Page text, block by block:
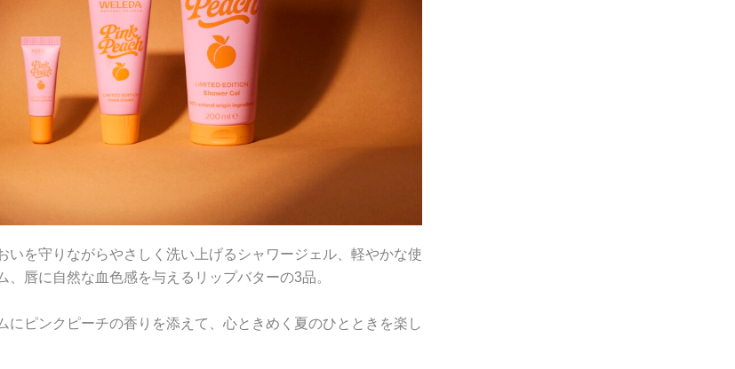
いを守りながらやさしく洗い上げるシャワージェル、軽やかな使
、唇に自然な血色感を与えるリップバターの3品。
にピンクピーチの香りを添えて、心ときめく夏のひとときを楽し